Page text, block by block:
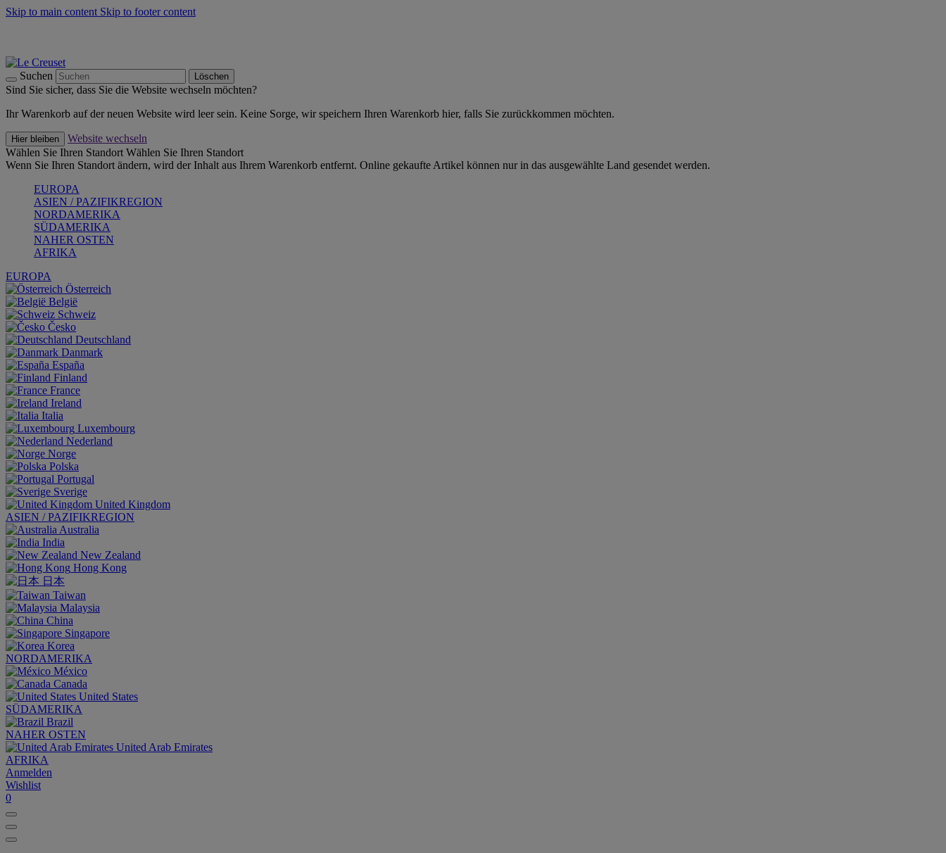
Skip to main content Skip to footer content
Suchen Löschen
Sind Sie sicher, dass Sie die Website wechseln möchten?
Ihr Warenkorb auf der neuen Website wird leer sein. Keine Sorge, wir speichern Ihren Warenkorb hier, falls Sie zurückkommen möchten.
Hier bleiben
Website wechseln
Wählen Sie Ihren Standort Wählen Sie Ihren Standort
Wenn Sie Ihren Standort ändern, wird der Inhalt aus Ihrem Warenkorb entfernt. Online gekaufte Artikel können nur in das ausgewählte Land gesendet werden.
EUROPA
ASIEN / PAZIFIKREGION
NORDAMERIKA
SÜDAMERIKA
NAHER OSTEN
AFRIKA
EUROPA
Österreich
België
Schweiz
Česko
Deutschland
Danmark
España
Finland
France
Ireland
Italia
Luxembourg
Nederland
Norge
Polska
Portugal
Sverige
United Kingdom
ASIEN / PAZIFIKREGION
Australia
India
New Zealand
Hong Kong
日本
Taiwan
Malaysia
China
Singapore
Korea
NORDAMERIKA
México
Canada
United States
SÜDAMERIKA
Brazil
NAHER OSTEN
United Arab Emirates
AFRIKA
Anmelden
Wishlist
0